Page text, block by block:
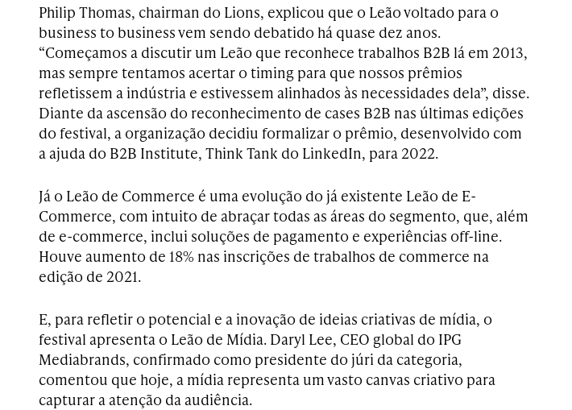
Philip Thomas, chairman do Lions, explicou que o Leão voltado para o
business to business vem sendo debatido há quase dez anos.
“Começamos a discutir um Leão que reconhece trabalhos B2B lá em 2013,
mas sempre tentamos acertar o timing para que nossos prêmios
refletissem a indústria e estivessem alinhados às necessidades dela”, disse.
Diante da ascensão do reconhecimento de cases B2B nas últimas edições
do festival, a organização decidiu formalizar o prêmio, desenvolvido com
a ajuda do B2B Institute, Think Tank do LinkedIn, para 2022.
Já o Leão de Commerce é uma evolução do já existente Leão de E-
Commerce, com intuito de abraçar todas as áreas do segmento, que, além
de e-commerce, inclui soluções de pagamento e experiências off-line.
Houve aumento de 18% nas inscrições de trabalhos de commerce na
edição de 2021.
E, para refletir o potencial e a inovação de ideias criativas de mídia, o
festival apresenta o Leão de Mídia. Daryl Lee, CEO global do IPG
Mediabrands, confirmado como presidente do júri da categoria,
comentou que hoje, a mídia representa um vasto canvas criativo para
capturar a atenção da audiência.